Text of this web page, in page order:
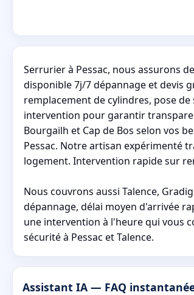
Serrurier à Pessac, nous assurons
disponible 7j/7 dépannage et devis
remplacement de cylindres, pose
intervention pour garantir
Bourgailh et Cap de Bos selon vos
Pessac. Notre artisan expérimenté
logement. Intervention rapide sur
Nous couvrons aussi Talence,
dépannage, délai moyen d'arrivée
une intervention à l'heure qui vous
sécurité à Pessac et Talence.
Assistant IA — FAQ